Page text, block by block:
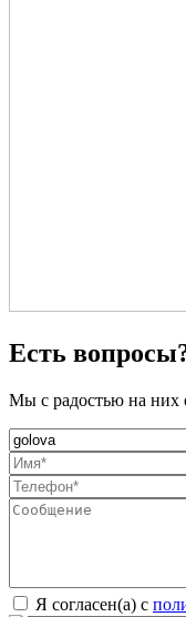
Есть
Мы с радостью на них
Я согласен(а) с